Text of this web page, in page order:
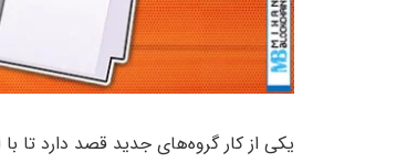
یکی از کار گروه‌های جدید قصد دارد تا